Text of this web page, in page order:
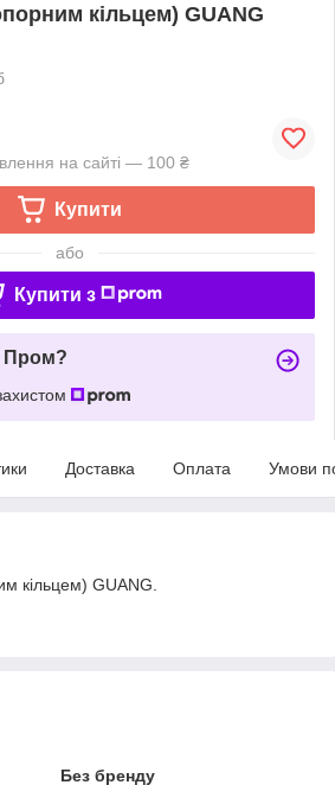
кільцем) GUANG
на сайті — 100 ₴
Купити
або
Купити з
Пром?
Доставка Оплата Умови
кільцем) GUANG.
Без бренду